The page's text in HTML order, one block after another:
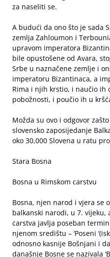
za naseliti se.
A budući da ono što je sada
zemlja Zahloumon i
upravom imperatora
bile opustošene od Avara,
Srbe u naznačene zemlje i
imperatoru Bizantinaca, a
Rima i njih krstio, i naučio ih
pobožnosti, i poučio ih u
Možda su ovo i odgovor
slovensko zaposijedanje
oko 30,000 Slovena u ratu
Stara Bosna
Bosna u Rimskom carstvu
Bosna, njen narod i vjera se
balkanski narodi, u 7. vijeku,
carstva javlja poseban
njenom središtu – ‘Poseni
odnosno kasnije Bošnjani i
današnje Bosne se nazivala